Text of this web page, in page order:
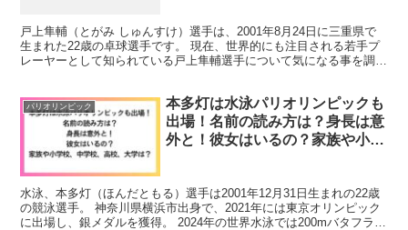
戸上隼輔（とがみ しゅんすけ）選手は、2001年8月24日に三重県で
生まれた22歳の卓球選手です。 現在、世界的にも注目される若手プ
レーヤーとして知られている戸上隼輔選手について気になる事を調べ
パリオリンピック
本多灯は水泳パリオリンピックも
出場！名前の読み方は？身長は意
外と！彼女はいるの？家族や小学
水泳、本多灯（ほんだともる）選手は2001年12月31日生まれの22歳
の競泳選手。 神奈川県横浜市出身で、2021年には東京オリンピック
に出場し、銀メダルを獲得。 2024年の世界水泳では200mバタフライ